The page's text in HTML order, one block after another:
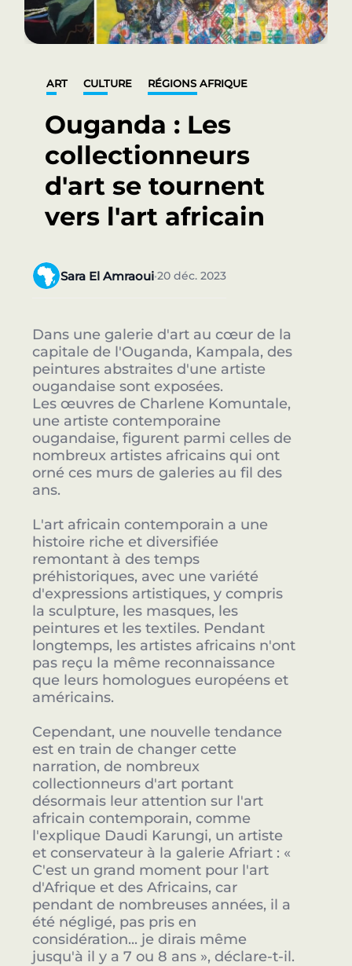
ART CULTURE RÉGIONS AFRIQUE
Ouganda : Les
collectionneurs
d'art se tournent
vers l'art africain
Sara El Amraoui•20 déc. 2023
Dans une galerie d'art au cœur de la
capitale de l'Ouganda, Kampala, des
peintures abstraites d'une artiste
ougandaise sont exposées.
Les œuvres de Charlene Komuntale,
une artiste contemporaine
ougandaise, figurent parmi celles de
nombreux artistes africains qui ont
orné ces murs de galeries au fil des
ans.
L'art africain contemporain a une
histoire riche et diversifiée
remontant à des temps
préhistoriques, avec une variété
d'expressions artistiques, y compris
la sculpture, les masques, les
peintures et les textiles. Pendant
longtemps, les artistes africains n'ont
pas reçu la même reconnaissance
que leurs homologues européens et
américains.
Cependant, une nouvelle tendance
est en train de changer cette
narration, de nombreux
collectionneurs d'art portant
désormais leur attention sur l'art
africain contemporain, comme
l'explique Daudi Karungi, un artiste
et conservateur à la galerie Afriart : «
C'est un grand moment pour l'art
d'Afrique et des Africains, car
pendant de nombreuses années, il a
été négligé, pas pris en
considération... je dirais même
jusqu'à il y a 7 ou 8 ans », déclare-t-il.